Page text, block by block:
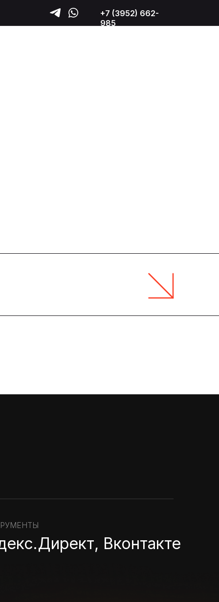
+7 (3952) 662-
985
Вконтакте